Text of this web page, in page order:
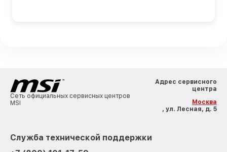
Сеть официальных сервисных центров
MSI
Адрес сервисного
центра
Москва
, ул. Лесная, д. 5
Служба технической поддержки